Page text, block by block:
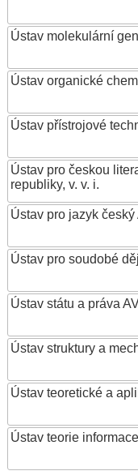
Ústav molekulární
Ústav organické
Ústav přístrojové
Ústav pro českou
republiky, v. v. i.
Ústav pro jazyk český
Ústav pro soudobé
Ústav státu a práva
Ústav struktury a
Ústav teoretické a
Ústav teorie